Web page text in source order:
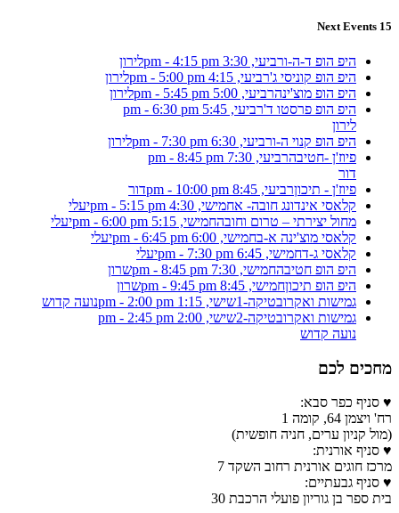
15 Next Events
היפ הופ ד-ה-ורביעי, 3:30 pm - 4:15 pm
לירון
היפ הופ קוניסי ג'רביעי, 4:15 pm - 5:00 pm
לירון
היפ הופ מוצ'ינהרביעי, 5:00 pm - 5:45 pm
לירון
היפ הופ פרסטו ד'רביעי, 5:45 pm - 6:30 pm
לירון
היפ הופ קנוי ה-ורביעי, 6:30 pm - 7:30 pm
לירון
פיוז'ן -חטיבהרביעי, 7:30 pm - 8:45 pm
דור
פיוז'ן - תיכוןרביעי, 8:45 pm - 10:00 pm
דור
קלאסי אינדונג חובה- אחמישי, 4:30 pm - 5:15 pm
יעלי
מחול יצירתי – טרום וחובהחמישי, 5:15 pm - 6:00 pm
יעלי
קלאסי מוצ'ינה א-בחמישי, 6:00 pm - 6:45 pm
יעלי
קלאסי ג-דחמישי, 6:45 pm - 7:30 pm
יעלי
היפ הופ חטיבהחמישי, 7:30 pm - 8:45 pm
שרון
היפ הופ תיכוןחמישי, 8:45 pm - 9:45 pm
שרון
גמישות ואקרובטיקה-1 שישי, 1:15 pm - 2:00 pm
נועה קדוש
גמישות ואקרובטיקה-2 שישי, 2:00 pm - 2:45 pm
נועה קדוש
מחכים לכם
♥ סניף כפר סבא:
רח' ויצמן 64, קומה 1
(מול קניון ערים, חניה חופשית)
♥ סניף אורנית:
מרכז חוגים אורנית רחוב השקד 7
♥ סניף גבעתיים:
בית ספר בן גוריון פועלי הרכבת 30